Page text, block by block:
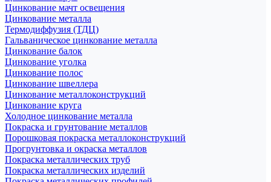
Цинкование мачт освещения
Цинкование металла
Термодиффузия (ТДЦ)
Гальваническое цинкование металла
Цинкование балок
Цинкование уголка
Цинкование полос
Цинкование швеллера
Цинкование металлоконструкций
Цинкование круга
Холодное цинкование металла
Покраска и грунтование металлов
Порошковая покраска металлоконструкций
Прогрунтовка и окраска металлов
Покраска металлических труб
Покраска металлических изделий